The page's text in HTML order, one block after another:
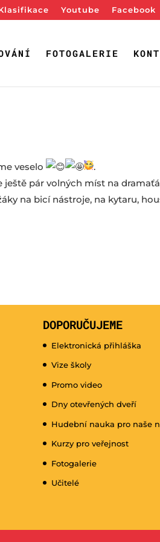
Youtube Facebook
FOTOGALERIE
veselo
.
pár volných míst na
na bicí nástroje, na kytaru,
DOPORUČUJEME
Elektronická přihláška
Vize školy
Promo video
Dny otevřených dveří
Hudební nauka pro naše
Kurzy pro veřejnost
Fotogalerie
Učitelé